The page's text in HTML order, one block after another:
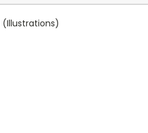
(Illustrations)